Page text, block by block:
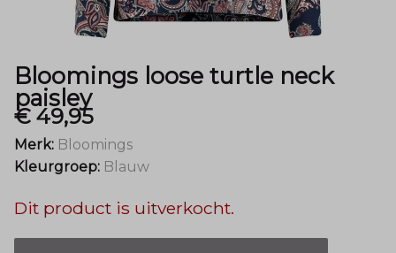
Bloomings loose turtle neck
paisley
€ 49,95
Merk: Bloomings
Kleurgroep: Blauw
Dit product is uitverkocht.